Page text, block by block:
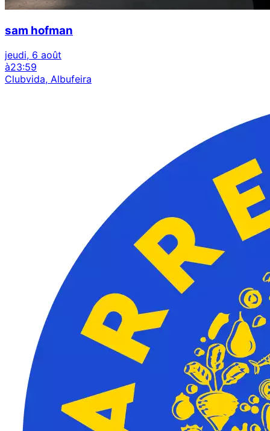
sam hofman
jeudi, 6 août
à23:59
Clubvida, Albufeira